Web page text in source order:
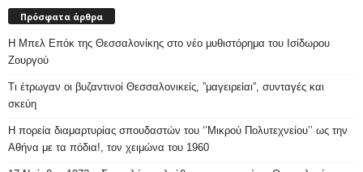
Πρόσφατα άρθρα
Η Μπελ Επόκ της Θεσσαλονίκης στο νέο μυθιστόρημα του Ισίδωρου
Ζουργού
Τι έτρωγαν οι βυζαντινοί Θεσσαλονικείς, ”μαγειρείαι”, συνταγές και
σκεύη
Η πορεία διαμαρτυρίας σπουδαστών του ‘’Μικρού Πολυτεχνείου’’ ως την
Αθήνα με τα πόδια!, τον χειμώνα του 1960